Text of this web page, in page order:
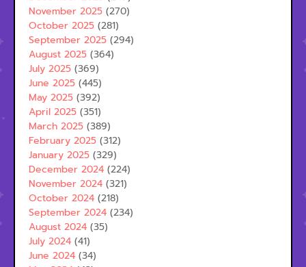
November 2025 (270)
October 2025 (281)
September 2025 (294)
August 2025 (364)
July 2025 (369)
June 2025 (445)
May 2025 (392)
April 2025 (351)
March 2025 (389)
February 2025 (312)
January 2025 (329)
December 2024 (224)
November 2024 (321)
October 2024 (218)
September 2024 (234)
August 2024 (35)
July 2024 (41)
June 2024 (34)